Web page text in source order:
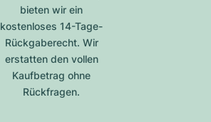
bieten wir ein
kostenloses 14-Tage-
Rückgaberecht. Wir
erstatten den vollen
Kaufbetrag ohne
Rückfragen.